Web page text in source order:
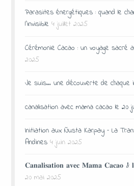
Parasites énergétiques : quand le
l’invisible 4 juillet 2025
Cérémonie Cacao : un voyage
2025
Je suis… une découverte de chaque
canalisation avec mama cacao le 20
Initiation aux Ñusta Karpay – La
Andines 4 juin 2025
𝐂𝐚𝐧𝐚𝐥𝐢𝐬𝐚𝐭𝐢𝐨𝐧 𝐚𝐯𝐞𝐜 𝐌𝐚𝐦𝐚 𝐂𝐚𝐜𝐚𝐨 &
20 mai 2025